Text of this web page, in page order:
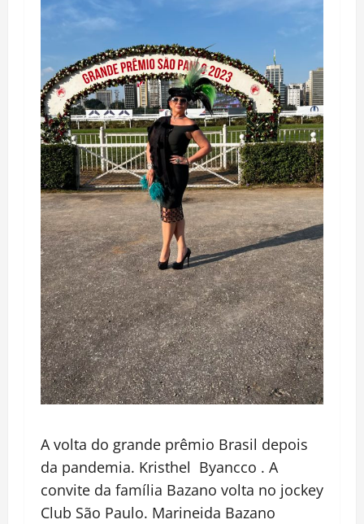
A volta do grande prêmio Brasil depois
da pandemia. Kristhel Byancco . A
convite da família Bazano volta no jockey
Club São Paulo. Marineida Bazano